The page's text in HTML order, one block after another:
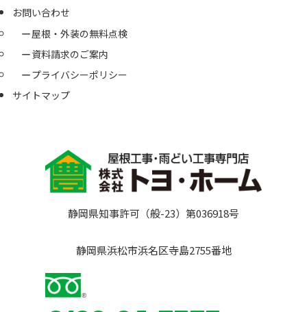
静岡県知事許可（般-23）第036918号
静岡県浜松市浜名区寺島2755番地
お問い合わせ
屋根・外装の無料点検
資料請求のご案内
プライバシーポリシー
サイトマップ